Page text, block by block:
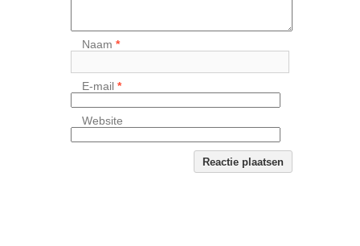
Naam*
E-mail*
Website